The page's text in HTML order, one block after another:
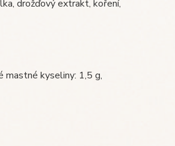
drožďový extrakt, koření,
mastné kyseliny: 1,5 g,